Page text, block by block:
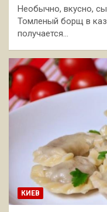
Необычно, вкусно,
Томленый борщ в
получается…
КИЕВ